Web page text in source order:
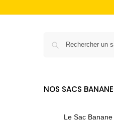
NOS SACS BANANE
Le Sac Banane